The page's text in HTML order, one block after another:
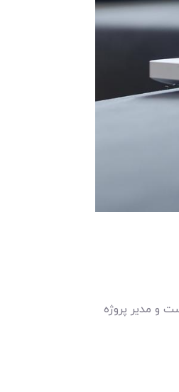
و مدیر پروژه